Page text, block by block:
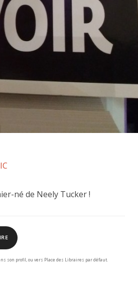
né de Neely Tucker !
son profil, ou vers Place des Libraires par défaut.